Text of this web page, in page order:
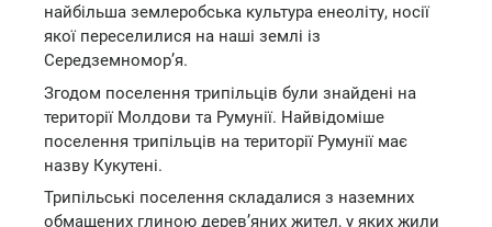
найбільша землеробська культура енеоліту, носії
якої переселилися на наші землі із
Середземномор’я.
Згодом поселення трипільців були знайдені на
території Молдови та Румунії. Найвідоміше
поселення трипільців на території Румунії має
назву Кукутені.
Трипільські поселення складалися з наземних
обмащених глиною дерев’яних жител, у яких жили